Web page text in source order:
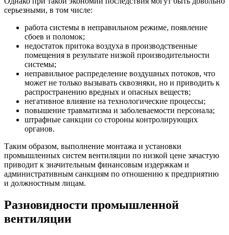
серьезными, в том числе:
работа системы в неправильном режиме, появление
сбоев и поломок;
недостаток притока воздуха в производственные
помещения в результате низкой производительности
системы;
неправильное распределение воздушных потоков, что
может не только вызывать сквозняки, но и приводить к
распространению вредных и опасных веществ;
негативное влияние на технологические процессы;
повышение травматизма и заболеваемости персонала;
штрафные санкции со стороны контролирующих
органов.
Таким образом, выполнение монтажа и установки
промышленных систем вентиляции по низкой цене зачастую
приводит к значительным финансовым издержкам и
административным санкциям по отношению к предприятию
и должностным лицам.
Разновидности промышленной
вентиляции